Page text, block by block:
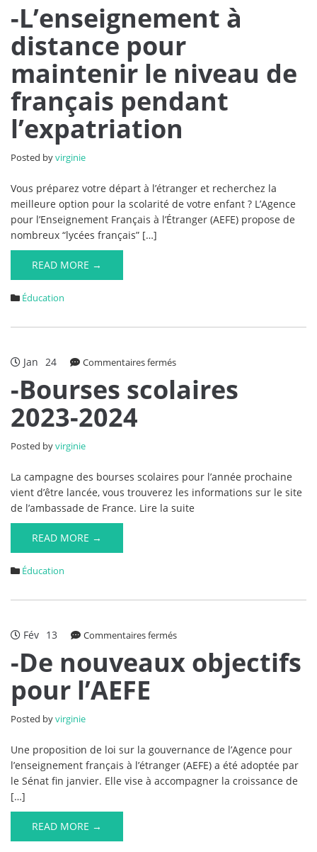
L’enseignement
distance
pour
maintenir
le
niveau
de
français
-L’enseignement à
distance pour
maintenir le niveau de
français pendant
l’expatriation
Posted byvirginie
Vous préparez votre départ à l’étranger et recherchez la
meilleure option pour la scolarité de votre enfant ? L’Agence
pour l’Enseignement Français à l’Étranger (AEFE) propose de
nombreux “lycées français” […]
READ MORE →
Éducation
Jan 24 Commentaires ferméssur
Bourses
-Bourses scolaires
2023-2024
Posted byvirginie
La campagne des bourses scolaires pour l’année prochaine
vient d’être lancée, vous trouverez les informations sur le site
de l’ambassade de France. Lire la suite
READ MORE →
Éducation
Fév 13 Commentaires ferméssur
De
-De nouveaux objectifs
pour l’AEFE
Posted byvirginie
Une proposition de loi sur la gouvernance de l’Agence pour
l’enseignement français à l’étranger (AEFE) a été adoptée par
le Sénat fin janvier. Elle vise à accompagner la croissance de
[…]
READ MORE →